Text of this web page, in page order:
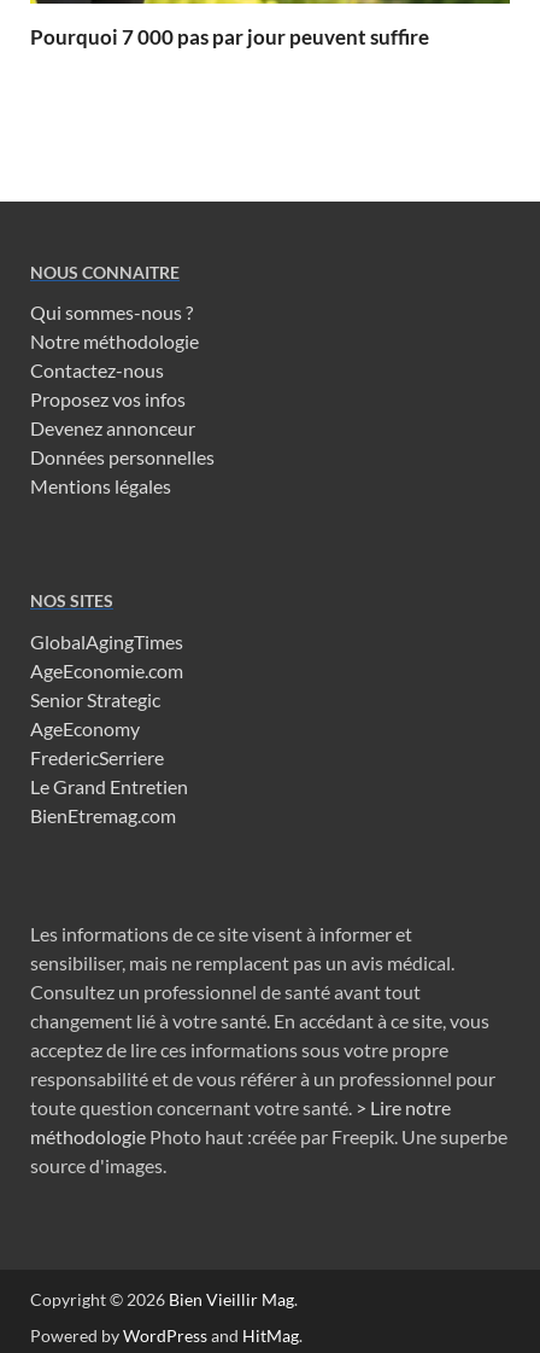
Pourquoi 7 000 pas par jour peuvent suffire
NOUS CONNAITRE
Qui sommes-nous ?
Notre méthodologie
Contactez-nous
Proposez vos infos
Devenez annonceur
Données personnelles
Mentions légales
NOS SITES
GlobalAgingTimes
AgeEconomie.com
Senior Strategic
AgeEconomy
FredericSerriere
Le Grand Entretien
BienEtremag.com
Les informations de ce site visent à informer et
sensibiliser, mais ne remplacent pas un avis médical.
Consultez un professionnel de santé avant tout
changement lié à votre santé. En accédant à ce site, vous
acceptez de lire ces informations sous votre propre
responsabilité et de vous référer à un professionnel pour
toute question concernant votre santé. > Lire notre
méthodologie Photo haut :créée par Freepik. Une superbe
source d'images.
Copyright © 2026 Bien Vieillir Mag.
Powered byWordPressand HitMag.